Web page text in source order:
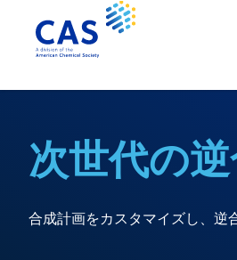
次世代の
合成計画をカスタマイズし、逆